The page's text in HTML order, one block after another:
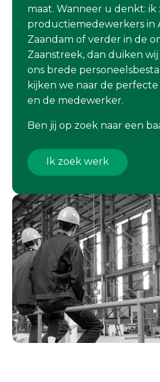
maat. Wanneer u denkt: ik
productiemedewerkers in
Zaandam of verder in de
Zaanstreek, dan duiken
ons brede
kijken we naar de
en de medewerker.
Ben jij op zoek naar een
Ik zoek werk